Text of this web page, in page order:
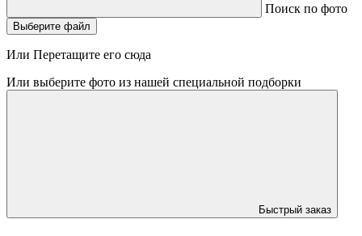
Поиск по фото
Выберите файл
Или Перетащите его сюда
Или выберите фото из нашей специальной подборки
Быстрый заказ